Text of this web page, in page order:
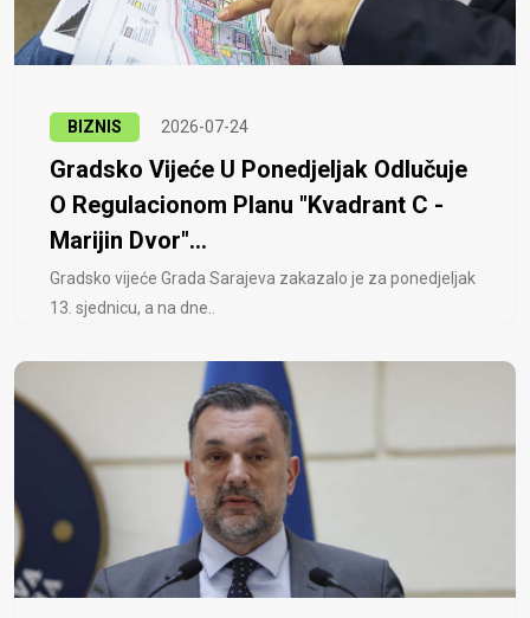
BIZNIS 2026-07-24
Gradsko Vijeće U Ponedjeljak Odlučuje
O Regulacionom Planu "Kvadrant C -
Marijin Dvor"...
Gradsko vijeće Grada Sarajeva zakazalo je za ponedjeljak
13. sjednicu, a na dne..